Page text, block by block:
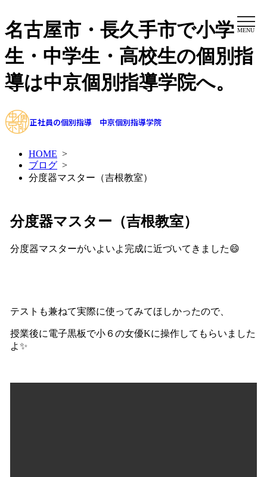
名古屋市・長久手市で小学
生・中学生・高校生の個別指
導は中京個別指導学院へ。
正社員の個別指導 中京個別指導学院
MENU
HOME >
ブログ >
分度器マスター（吉根教室）
分度器マスター（吉根教室）
分度器マスターがいよいよ完成に近づいてきました😄
テストも兼ねて実際に使ってみてほしかったので、
授業後に電子黒板で小６の女優Kに操作してもらいました
よ✨